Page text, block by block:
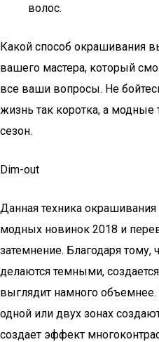
волос.
Какой способ окрашивания
вашего мастера, который
все ваши вопросы. Не
жизнь так коротка, а
сезон.
Dim-out
Данная техника окрашивания
модных новинок 2018 и
затемнение. Благодаря тому,
делаются темными,
выглядит намного
одной или двух зонах
создает эффект